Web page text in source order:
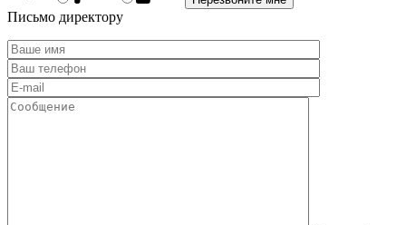
Письмо директору